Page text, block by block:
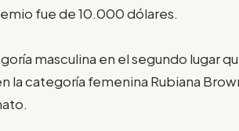
fue de 10.000 dólares.
masculina en el segundo lugar
la categoría femenina Rubiana